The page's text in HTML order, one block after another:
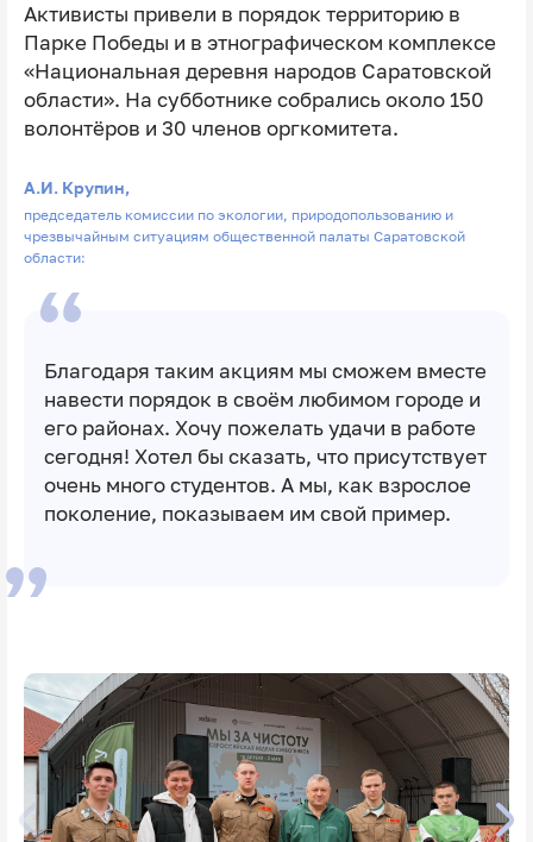
Активисты привели в порядок территорию в
Парке Победы и в этнографическом комплексе
«Национальная деревня народов Саратовской
области». На субботнике собрались около 150
волонтёров и 30 членов оргкомитета.
А.И. Крупин,
председатель комиссии по экологии, природопользованию и
чрезвычайным ситуациям общественной палаты Саратовской
области:
Благодаря таким акциям мы сможем вместе
навести порядок в своём любимом городе и
его районах. Хочу пожелать удачи в работе
сегодня! Хотел бы сказать, что присутствует
очень много студентов. А мы, как взрослое
поколение, показываем им свой пример.